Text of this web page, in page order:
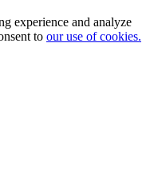
experience and analyze
to our use of cookies.